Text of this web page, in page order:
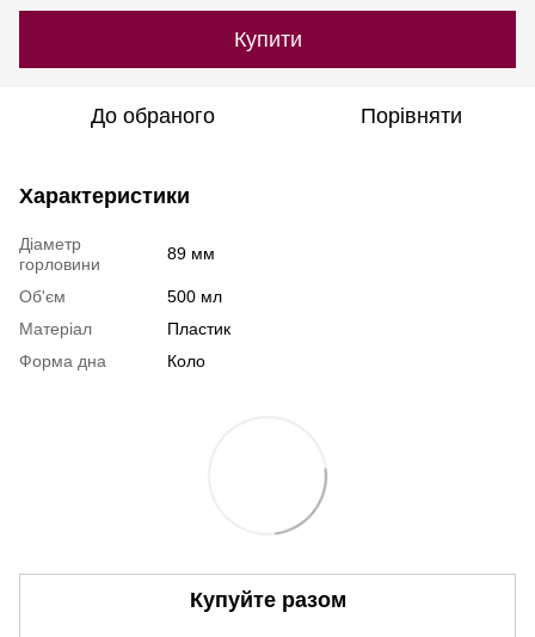
Купити
До обраного Порівняти
Характеристики
Діаметр
горловини
89 мм
Об'єм
500 мл
Матеріал
Пластик
Форма дна
Коло
Купуйте разом